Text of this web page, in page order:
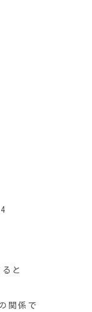
と
関係で